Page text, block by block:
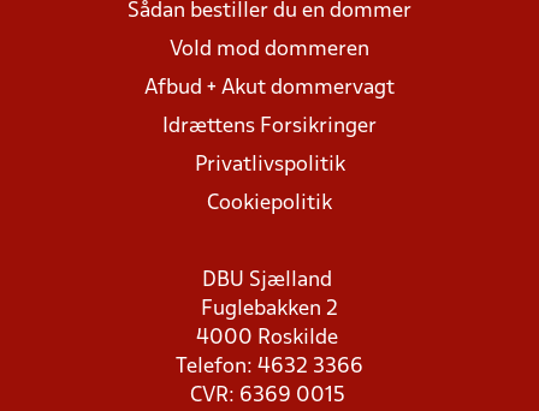
Sådan bestiller du en dommer
Vold mod dommeren
Afbud + Akut dommervagt
Idrættens Forsikringer
Privatlivspolitik
Cookiepolitik
DBU Sjælland
Fuglebakken 2
4000 Roskilde
Telefon: 4632 3366
CVR: 6369 0015